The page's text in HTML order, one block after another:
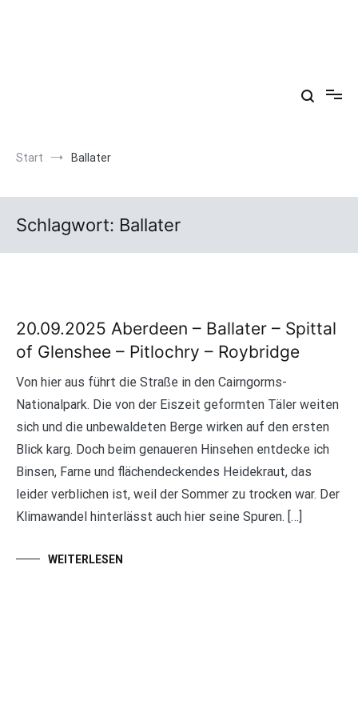
Start Ballater
Schlagwort: Ballater
20.09.2025 Aberdeen – Ballater – Spittal
of Glenshee – Pitlochry – Roybridge
Von hier aus führt die Straße in den Cairngorms-
Nationalpark. Die von der Eiszeit geformten Täler weiten
sich und die unbewaldeten Berge wirken auf den ersten
Blick karg. Doch beim genaueren Hinsehen entdecke ich
Binsen, Farne und flächendeckendes Heidekraut, das
leider verblichen ist, weil der Sommer zu trocken war. Der
Klimawandel hinterlässt auch hier seine Spuren. […]
WEITERLESEN